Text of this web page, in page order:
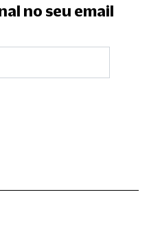
no seu email